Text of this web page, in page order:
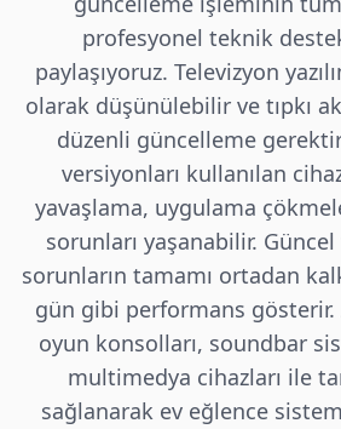
profesyonel teknik
paylaşıyoruz. Televizyon
olarak düşünülebilir ve tıpkı
düzenli güncelleme
versiyonları kullanılan
yavaşlama, uygulama
sorunları yaşanabilir.
sorunların tamamı ortadan
gün gibi performans gösterir.
oyun konsolları, soundbar
multimedya cihazları ile
sağlanarak ev eğlence